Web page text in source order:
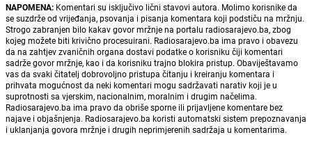
NAPOMENA: Komentari su isključivo lični stavovi autora. Molimo korisnike da
se suzdrže od vrijeđanja, psovanja i pisanja komentara koji podstiču na mržnju.
Strogo zabranjen bilo kakav govor mržnje na portalu radiosarajevo.ba, zbog
kojeg možete biti krivično procesuirani. Radiosarajevo.ba ima pravo i obavezu
da na zahtjev zvaničnih organa dostavi podatke o korisniku čiji komentari
sadrže govor mržnje, kao i da korisniku trajno blokira pristup. Obaviještavamo
vas da svaki čitatelj dobrovoljno pristupa čitanju i kreiranju komentara i
prihvata mogućnost da neki komentari mogu sadržavati narativ koji je u
suprotnosti sa vjerskim, nacionalnim, moralnim i drugim načelima.
Radiosarajevo.ba ima pravo da obriše sporne ili prijavljene komentare bez
najave i objašnjenja. Radiosarajevo.ba koristi automatski sistem prepoznavanja
i uklanjanja govora mržnje i drugih neprimjerenih sadržaja u komentarima.